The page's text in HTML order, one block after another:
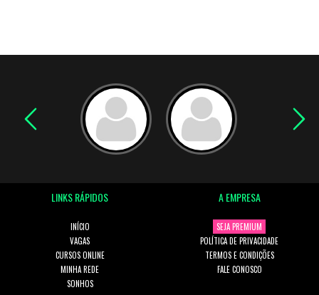
LINKS RÁPIDOS
INÍCIO
VAGAS
CURSOS ONLINE
MINHA REDE
SONHOS
A EMPRESA
SEJA PREMIUM
POLÍTICA DE PRIVACIDADE
TERMOS E CONDIÇÕES
FALE CONOSCO